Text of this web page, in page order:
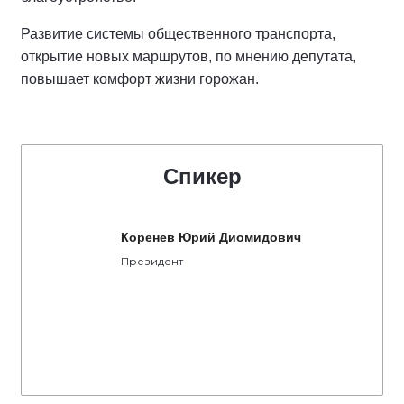
Развитие системы общественного транспорта,
открытие новых маршрутов, по мнению депутата,
повышает комфорт жизни горожан.
Спикер
Коренев Юрий Диомидович
Президент